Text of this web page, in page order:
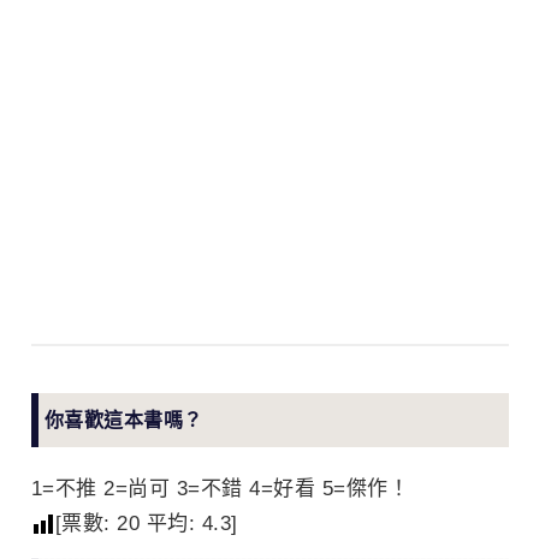
你喜歡這本書嗎？
1=不推 2=尚可 3=不錯 4=好看 5=傑作！
[票數: 20 平均: 4.3]